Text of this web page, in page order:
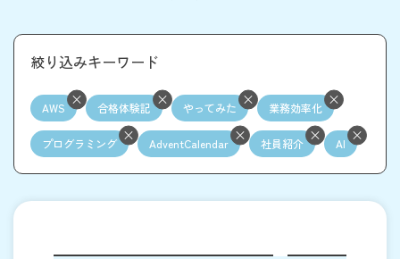
絞り込みキーワード
AWS 合格体験記 やってみた 業務効率化
プログラミング AdventCalendar 社員紹介 AI